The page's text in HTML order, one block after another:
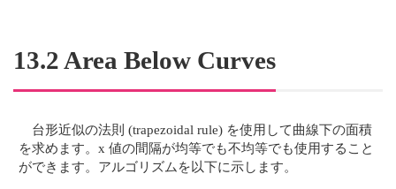
13.2 Area Below Curves
台形近似の法則 (trapezoidal rule) を使用して曲線下の面積
を求めます。x 値の間隔が均等でも不均等でも使用すること
ができます。アルゴリズムを以下に示します。